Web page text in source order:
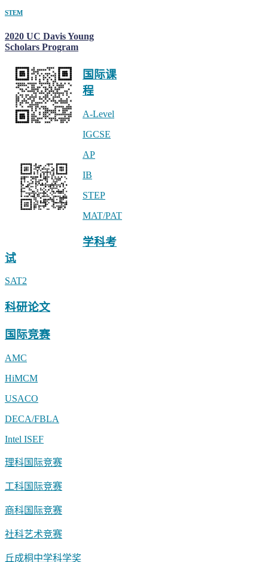
STEM
2020 UC Davis Young
Scholars Program
国际课
程
A-Level
IGCSE
AP
IB
STEP
MAT/PAT
学科考
试
SAT2
科研论文
国际竞赛
AMC
HiMCM
USACO
DECA/FBLA
Intel ISEF
理科国际竞赛
工科国际竞赛
商科国际竞赛
社科艺术竞赛
丘成桐中学科学奖